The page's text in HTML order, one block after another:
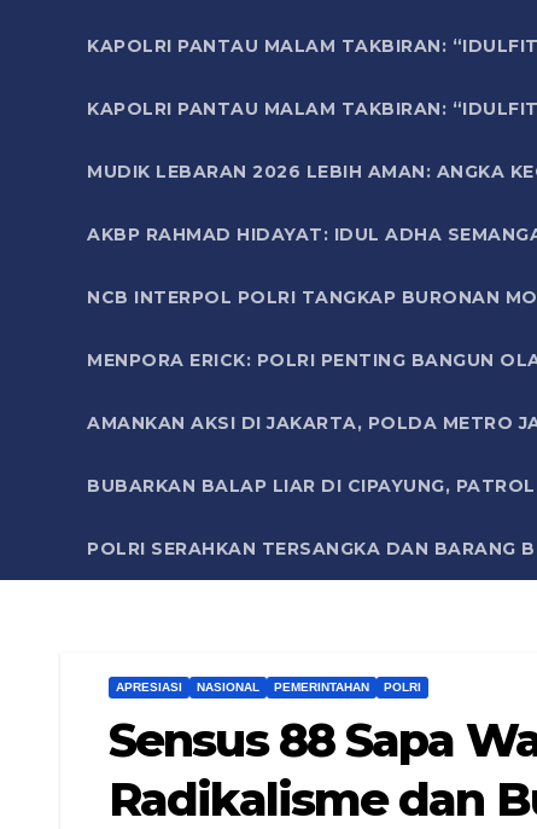
KAPOLRI PANTAU MALAM TAKBIRAN:
KAPOLRI PANTAU MALAM TAKBIRAN:
MUDIK LEBARAN 2026 LEBIH AMAN: ANGKA
AKBP RAHMAD HIDAYAT: IDUL ADHA
NCB INTERPOL POLRI TANGKAP BURONAN
MENPORA ERICK: POLRI PENTING BANGUN
AMANKAN AKSI DI JAKARTA, POLDA METRO
BUBARKAN BALAP LIAR DI CIPAYUNG,
POLRI SERAHKAN TERSANGKA DAN BARANG
APRESIASI NASIONAL PEMERINTAHAN POLRI
Sensus 88 Sapa
Radikalisme dan